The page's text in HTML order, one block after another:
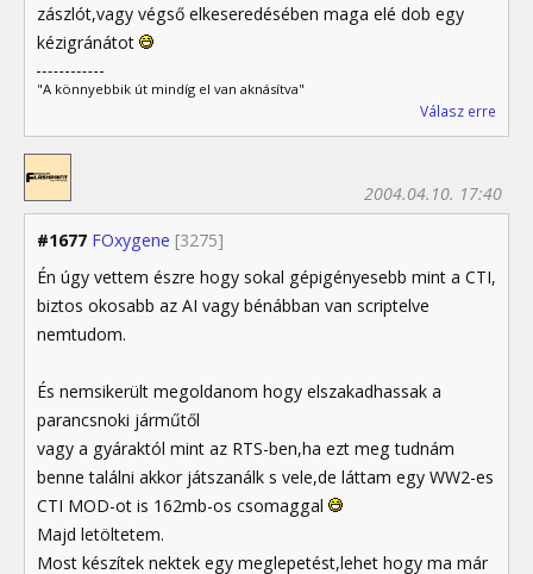
zászlót,vagy végső elkeseredésében maga elé dob egy
kézigránátot
"A könnyebbik út mindíg el van aknásítva"
Válasz erre
#1677 FOxygene [3275]
2004.04.10. 17:40
Én úgy vettem észre hogy sokal gépigényesebb mint a CTI,
biztos okosabb az AI vagy bénábban van scriptelve
nemtudom.
És nemsikerült megoldanom hogy elszakadhassak a
parancsnoki járműtől
vagy a gyáraktól mint az RTS-ben,ha ezt meg tudnám
benne találni akkor játszanálk s vele,de láttam egy WW2-es
CTI MOD-ot is 162mb-os csomaggal
Majd letöltetem.
Most készítek nektek egy meglepetést,lehet hogy ma már